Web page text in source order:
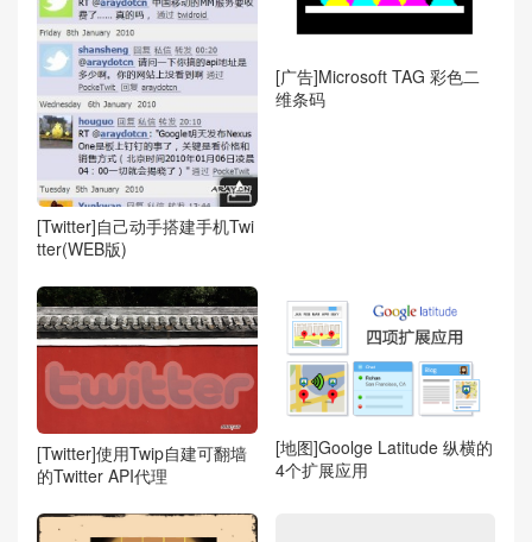
[Twitter]自己动手搭建手机Twi
tter(WEB版)
[广告]Microsoft TAG 彩色二
维条码
[Twitter]使用Twip自建可翻墙
的Twitter API代理
[地图]Goolge Latitude 纵横的
4个扩展应用